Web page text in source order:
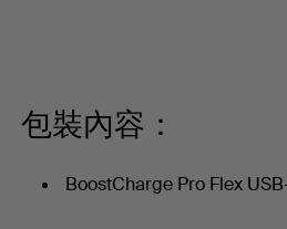
包裝內容：
BoostCharge Pro Flex